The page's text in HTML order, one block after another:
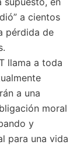
a cientos
pérdida de
llama a toda
a una
moral
y
para una vida